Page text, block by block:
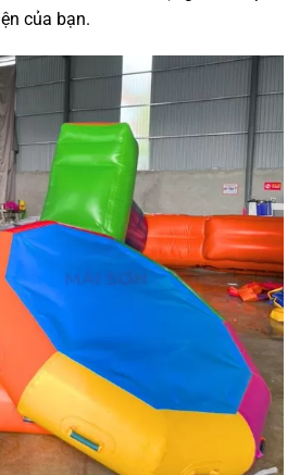
của bạn.